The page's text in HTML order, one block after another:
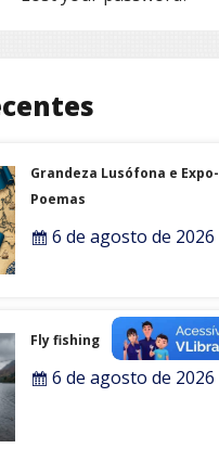
Grandeza Lusófona e Expo-
Poemas
6 de agosto de 2026
Fly fishing
6 de agosto de 2026